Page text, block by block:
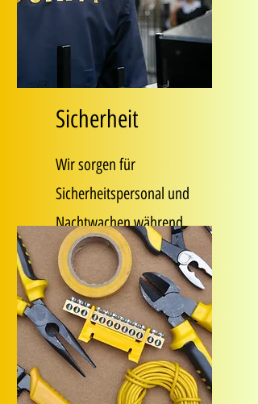
Sicherheit
Wir sorgen für
Sicherheitspersonal und
Nachtwachen während
unseren Veranstaltungen.